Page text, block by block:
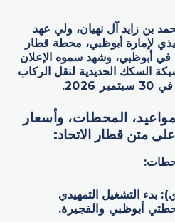
بن زايد آل نهيان، ولي عهد
لإمارة أبوظبي، محطة قطار
في أبوظبي، وشهد سموه الإعلان
السكك الحديدية لنقل الركاب
في 30 سبتمبر 2026 .
المحطات، وأسعار
متن قطار الاتحاد:
: بدء التشغيل التمهيدي
أبوظبي والفجيرة.